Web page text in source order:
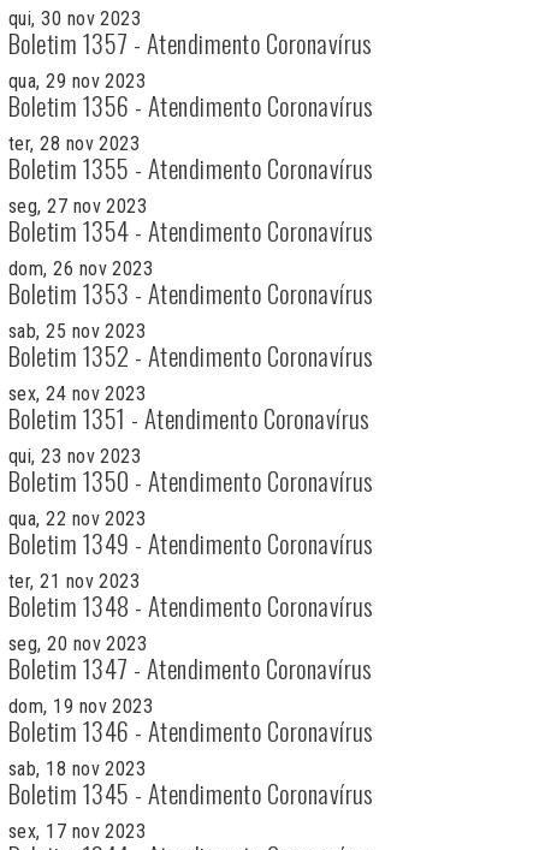
qui, 30 nov 2023
Boletim 1357 - Atendimento Coronavírus
qua, 29 nov 2023
Boletim 1356 - Atendimento Coronavírus
ter, 28 nov 2023
Boletim 1355 - Atendimento Coronavírus
seg, 27 nov 2023
Boletim 1354 - Atendimento Coronavírus
dom, 26 nov 2023
Boletim 1353 - Atendimento Coronavírus
sab, 25 nov 2023
Boletim 1352 - Atendimento Coronavírus
sex, 24 nov 2023
Boletim 1351 - Atendimento Coronavírus
qui, 23 nov 2023
Boletim 1350 - Atendimento Coronavírus
qua, 22 nov 2023
Boletim 1349 - Atendimento Coronavírus
ter, 21 nov 2023
Boletim 1348 - Atendimento Coronavírus
seg, 20 nov 2023
Boletim 1347 - Atendimento Coronavírus
dom, 19 nov 2023
Boletim 1346 - Atendimento Coronavírus
sab, 18 nov 2023
Boletim 1345 - Atendimento Coronavírus
sex, 17 nov 2023